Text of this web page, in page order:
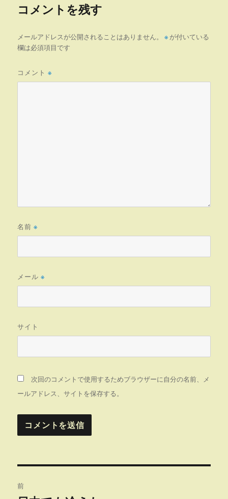
コメントを残す
メールアドレスが公開されることはありません。 ※ が付いている
欄は必須項目です
コメント※
名前※
メール※
サイト
次回のコメントで使用するためブラウザーに自分の名前、メ
ールアドレス、サイトを保存する。
前